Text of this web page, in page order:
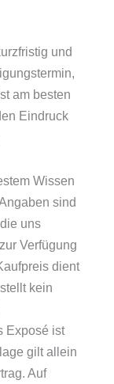
und
am besten
Eindruck
Wissen
sind
uns
Verfügung
dient
kein
Exposé ist
gilt allein
Auf